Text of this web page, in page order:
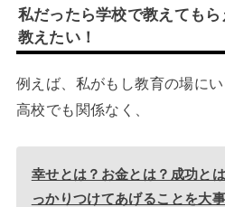
私だったら学校で教えても
教えたい！
例えば、私がもし教育の場に
高校でも関係なく、
幸せとは？お金とは？成功と
っかりつけてあげることを大